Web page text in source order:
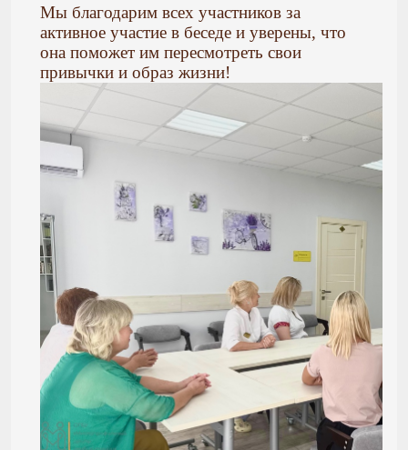
Мы благодарим всех участников за
активное участие в беседе и уверены, что
она поможет им пересмотреть свои
привычки и образ жизни!